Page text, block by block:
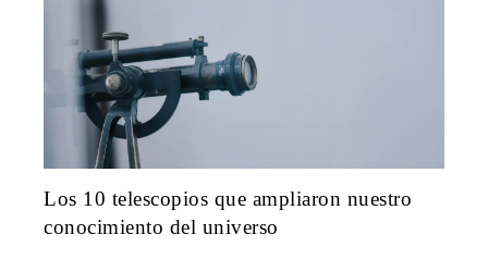
Los 10 telescopios que ampliaron nuestro
conocimiento del universo